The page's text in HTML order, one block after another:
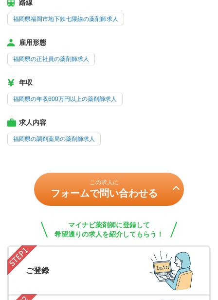
路線
福岡県福岡市地下鉄七隈線の薬剤師求人
雇用形態
福岡県の正社員の薬剤師求人
年収
福岡県の年収600万円以上の薬剤師求人
求人内容
福岡県の調剤薬局の薬剤師求人
この求人に
フォームで問い合わせる
マイナビ薬剤師に登録して
希望通りの求人を紹介してもらう！
ご登録